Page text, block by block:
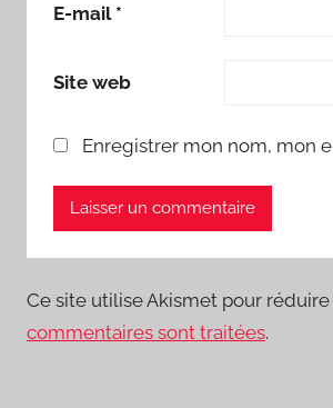
E-mail *
Site web
Enregistrer mon nom, mon
Ce site utilise Akismet pour
commentaires sont traitées.